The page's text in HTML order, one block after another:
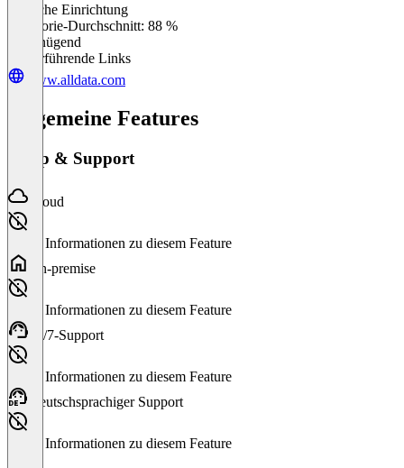
Einfache Einrichtung
Kategorie-Durchschnitt: 88 %
Ungenügend
Weiterführende Links
www.alldata.com
Allgemeine Features
Setup & Support
Cloud
Keine Informationen zu diesem Feature
On-premise
Keine Informationen zu diesem Feature
24/7-Support
Keine Informationen zu diesem Feature
Deutschsprachiger Support
Keine Informationen zu diesem Feature